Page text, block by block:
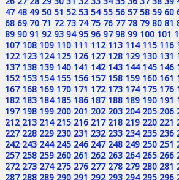
47 48 49 50 51 52 53 54 55 56 57 58 59 60
68 69 70 71 72 73 74 75 76 77 78 79 80 81
89 90 91 92 93 94 95 96 97 98 99 100 101
107 108 109 110 111 112 113 114 115 116
122 123 124 125 126 127 128 129 130 131
137 138 139 140 141 142 143 144 145 146
152 153 154 155 156 157 158 159 160 161
167 168 169 170 171 172 173 174 175 176
182 183 184 185 186 187 188 189 190 191
197 198 199 200 201 202 203 204 205 206
212 213 214 215 216 217 218 219 220 221
227 228 229 230 231 232 233 234 235 236
242 243 244 245 246 247 248 249 250 251
257 258 259 260 261 262 263 264 265 266
272 273 274 275 276 277 278 279 280 281
287 288 289 290 291 292 293 294 295 296